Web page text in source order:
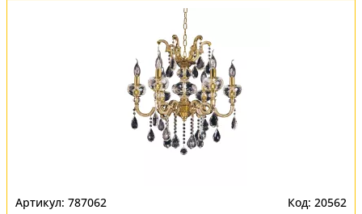
787062 20562